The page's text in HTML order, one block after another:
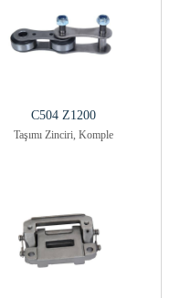
C504 Z1200
Taşımı Zinciri, Komple